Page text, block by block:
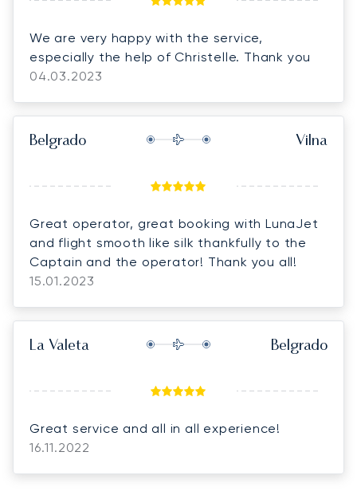
We are very happy with the service,
especially the help of Christelle. Thank you
04.03.2023
Belgrado Vilna
Great operator, great booking with LunaJet
and flight smooth like silk thankfully to the
Captain and the operator! Thank you all!
15.01.2023
La Valeta Belgrado
Great service and all in all experience!
16.11.2022